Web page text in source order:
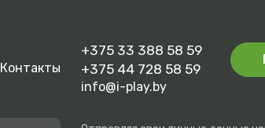
Контакты
+375 33 388 58 59
+375 44 728 58 59
info@i-play.by